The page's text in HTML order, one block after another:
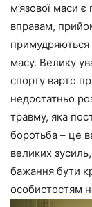
м’язової маси
вправам,
примудряються
масу. Велику
спорту варто
недостатньо
травму, яка
боротьба – це
великих
бажання бути
особистостям